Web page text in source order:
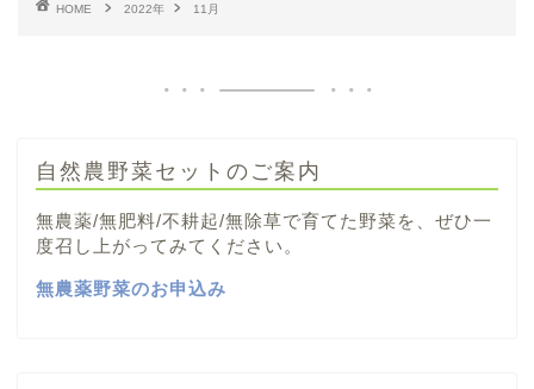
HOME 2022年 11月
自然農野菜セットのご案内
無農薬/無肥料/不耕起/無除草で育てた野菜を、ぜひ一
度召し上がってみてください。
無農薬野菜のお申込み